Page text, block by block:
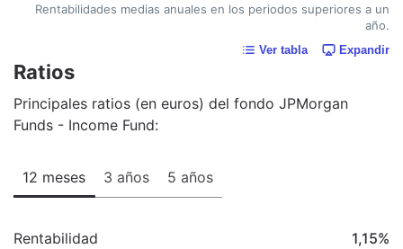
Rentabilidades medias anuales en los periodos superiores a un
año.
Ver tabla Expandir
Ratios
Principales ratios (en euros) del fondo JPMorgan
Funds - Income Fund:
12 meses 3 años 5 años
Rentabilidad 1,15%